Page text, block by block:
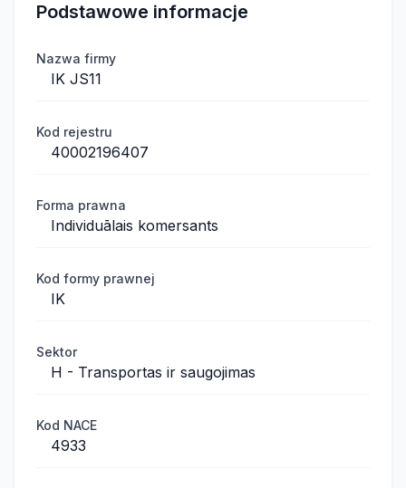
Podstawowe informacje
Nazwa firmy
IK JS11
Kod rejestru
40002196407
Forma prawna
Individuālais komersants
Kod formy prawnej
IK
Sektor
H - Transportas ir saugojimas
Kod NACE
4933